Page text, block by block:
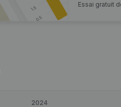
Essai gratuit
2024